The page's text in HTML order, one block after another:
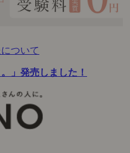
ついて
」発売しました！